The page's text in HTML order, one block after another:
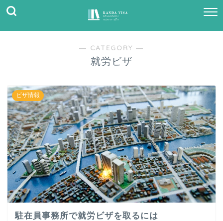
― CATEGORY ―
就労ビザ
ビザ情報
駐在員事務所で就労ビザを取るには